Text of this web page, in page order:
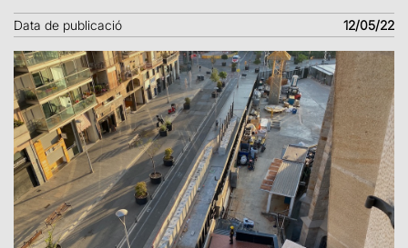
Data de publicació 12/05/22